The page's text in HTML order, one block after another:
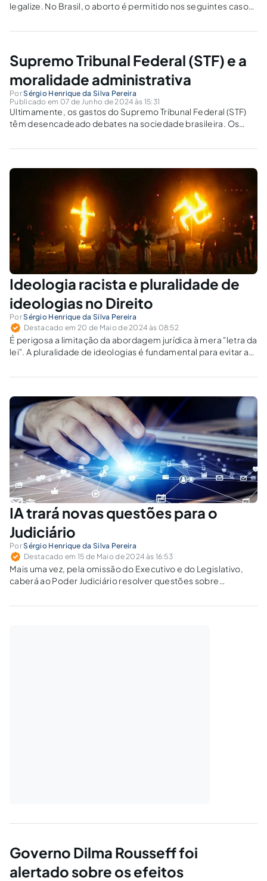
legalize. No Brasil, o aborto é permitido nos seguintes casos:
primeiras doze semanas.Ninguém gosta de ver uma pessoa
Supremo Tribunal Federal (STF) e a
moralidade administrativa
PorSérgio Henrique da Silva Pereira
Publicado em 07 de Junho de 2024 às 15:31
Ultimamente, os gastos do Supremo Tribunal Federal (STF)
têm desencadeado debates na sociedade brasileira. Os
ministras causam perplexos aos contribuintes, já que os
Ideologia racista e pluralidade de
ideologias no Direito
PorSérgio Henrique da Silva Pereira
Destacado em 20 de Maio de 2024 às 08:52
É perigosa a limitação da abordagem jurídica à mera "letra da
lei". A pluralidade de ideologias é fundamental para evitar a
historicamente com o nazismo, a escravidão e a eugenia.
IA trará novas questões para o
Judiciário
PorSérgio Henrique da Silva Pereira
Destacado em 15 de Maio de 2024 às 16:53
Mais uma vez, pela omissão do Executivo e do Legislativo,
caberá ao Poder Judiciário resolver questões sobre
demandas decorrentes do desenvolvimento da inteligência
Governo Dilma Rousseff foi
alertado sobre os efeitos